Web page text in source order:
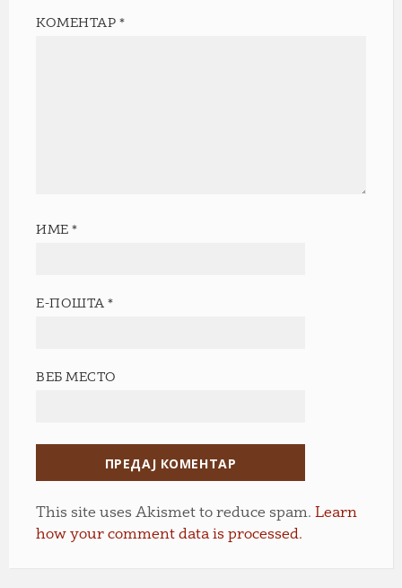
КОМЕНТАР*
ИМЕ*
Е-ПОШТА*
ВЕБ МЕСТО
This site uses Akismet to reduce spam. Learn
how your comment data is processed.